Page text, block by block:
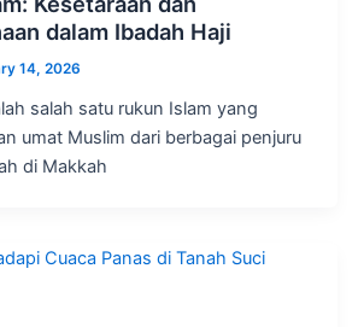
dalam Ibadah Haji
14, 2026
salah satu rukun Islam yang
umat Muslim dari berbagai penjuru
di Makkah